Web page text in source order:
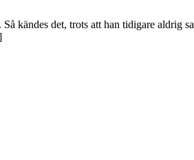
det, trots att han tidigare aldrig